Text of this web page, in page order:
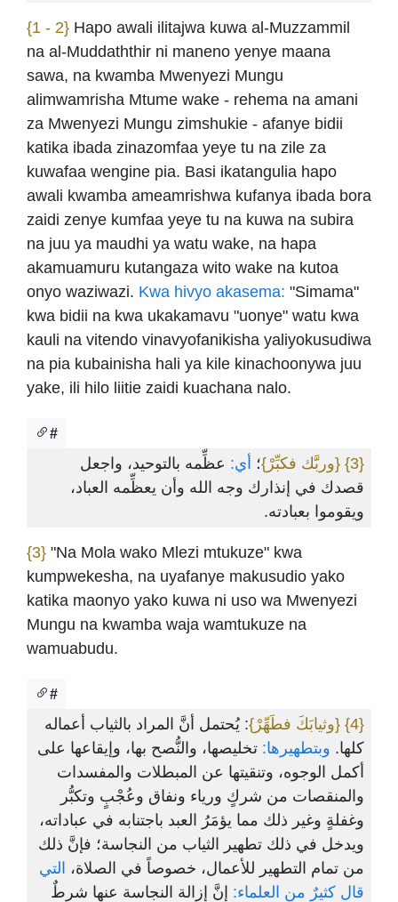
{1 - 2} Hapo awali ilitajwa kuwa al-Muzzammil
na al-Muddaththir ni maneno yenye maana
sawa, na kwamba Mwenyezi Mungu
alimwamrisha Mtume wake - rehema na amani
za Mwenyezi Mungu zimshukie - afanye bidii
katika ibada zinazomfaa yeye tu na zile za
kuwafaa wengine pia. Basi ikatangulia hapo
awali kwamba ameamrishwa kufanya ibada bora
zaidi zenye kumfaa yeye tu na kuwa na subira
na juu ya maudhi ya watu wake, na hapa
akamuamuru kutangaza wito wake na kutoa
onyo waziwazi. Kwa hivyo akasema: "Simama"
kwa bidii na kwa ukakamavu "uonye" watu kwa
kauli na vitendo vinavyofanikisha yaliyokusudiwa
na pia kubainisha hali ya kile kinachoonywa juu
yake, ili hilo liitie zaidi kuachana nalo.
#
{3} {وربَّك فكبِّرْ}؛ أي: عظِّمه بالتوحيد، واجعل
قصدك في إنذارك وجه الله وأن يعظِّمه العباد،
ويقوموا بعبادته.
{3} "Na Mola wako Mlezi mtukuze" kwa
kumpwekesha, na uyafanye makusudio yako
katika maonyo yako kuwa ni uso wa Mwenyezi
Mungu na kwamba waja wamtukuze na
wamuabudu.
#
{4} {وثيابَكَ فطَهِّرْ}: يُحتمل أنَّ المراد بالثياب أعماله
كلها. وبتطهيرها: تخليصها، والنُّصح بها، وإيقاعها على
أكمل الوجوه، وتنقيتها عن المبطلات والمفسدات
والمنقصات من شركٍ ورياء ونفاق وعُجْبٍ وتكبُّر
وغفلةٍ وغير ذلك مما يؤمَرُ العبد باجتنابه في عباداته،
ويدخل في ذلك تطهير الثياب من النجاسة؛ فإنَّ ذلك
من تمام التطهير للأعمال، خصوصاً في الصلاة، التي
قال كثيرٌ من العلماء: إنَّ إزالة النجاسة عنها شرطٌ